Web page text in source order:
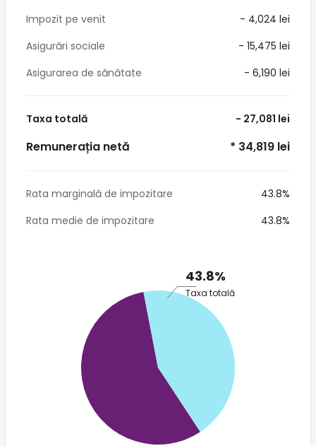
Impozit pe venit
- 4,024 lei
Asigurări sociale
- 15,475 lei
Asigurarea de sănătate
- 6,190 lei
Taxa totală - 27,081 lei
Remunerația netă * 34,819 lei
Rata marginală de impozitare
43.8%
Rata medie de impozitare
43.8%
43.8%
Taxa totală